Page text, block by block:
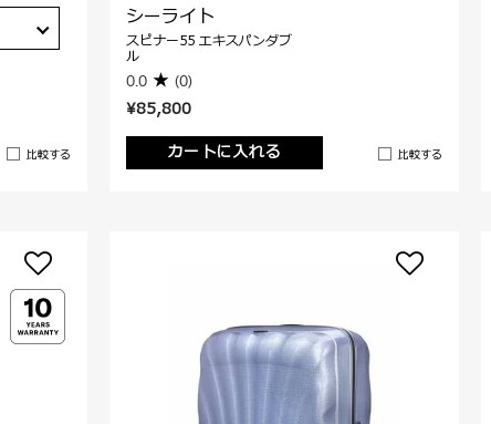
比較する
¥85,800
カートに入れる
比較する
シーライト
スピナー55 エキスパンダブ
ル
0.0 (0)